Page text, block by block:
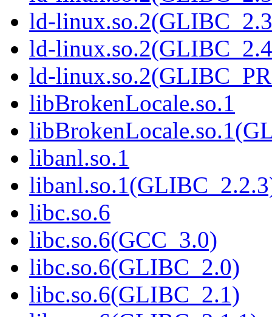
ld-
ld-
ld-
libBrokenLocale.so.1
libanl.so.1
libc.so.6
libc.so.6(GCC_3.0)
libc.so.6(GLIBC_2.0)
libc.so.6(GLIBC_2.1)